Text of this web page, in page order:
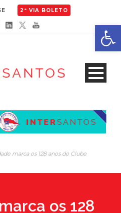
2ª VIA BOLETO
marca os 128 anos do Clube
os 128
Abrir